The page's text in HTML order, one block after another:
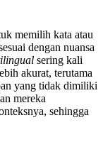
memilih kata atau
dengan nuansa
sering kali
akurat, terutama
yang tidak dimiliki
mereka
sehingga